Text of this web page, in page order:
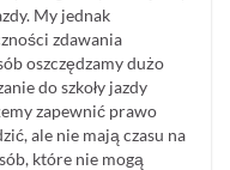
My jednak
zdawania
oszczędzamy dużo
do szkoły jazdy
zapewnić prawo
ale nie mają czasu na
które nie mogą